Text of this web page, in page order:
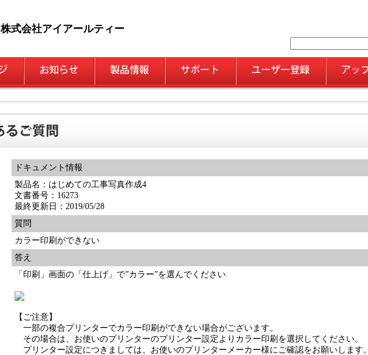
株式会社アイアールティー
ドキュメント情報
製品名：はじめての工事写真作成4
文書番号：16273
最終更新日：2019/05/28
質問
カラー印刷ができない
答え
「印刷」画面の「仕上げ」で”カラー”を選んでください
【ご注意】
一部の複合プリンターでカラー印刷ができない場合がございます。
その場合は、お使いのプリンターのプリンター設定よりカラー印刷を選択してください。
プリンター設定につきましては、お使いのプリンターメーカー様にご確認をお願いします。